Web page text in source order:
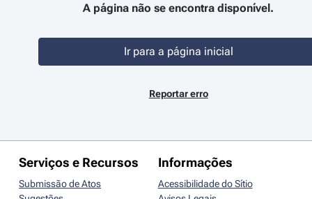
A página não se encontra disponível.
Ir para a página inicial
Reportar erro
Serviços e Recursos
Submissão de Atos
Informações
Acessibilidade do Sítio